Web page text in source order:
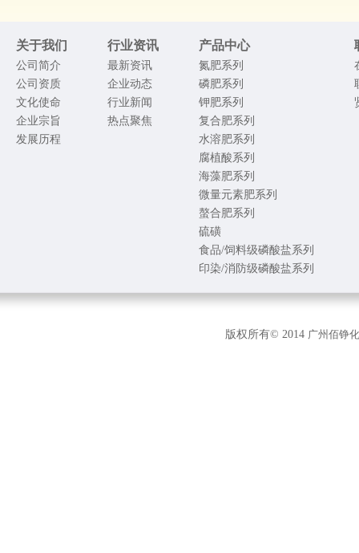
关于我们
公司简介
公司资质
文化使命
企业宗旨
发展历程
行业资讯
最新资讯
企业动态
行业新闻
热点聚焦
产品中心
氮肥系列
磷肥系列
钾肥系列
复合肥系列
水溶肥系列
腐植酸系列
海藻肥系列
微量元素肥系列
螯合肥系列
硫磺
食品/饲料级磷酸盐系列
印染/消防级磷酸盐系列
版权所有© 2014 广州佰铮